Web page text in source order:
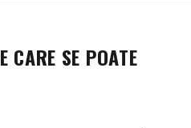
SE POATE